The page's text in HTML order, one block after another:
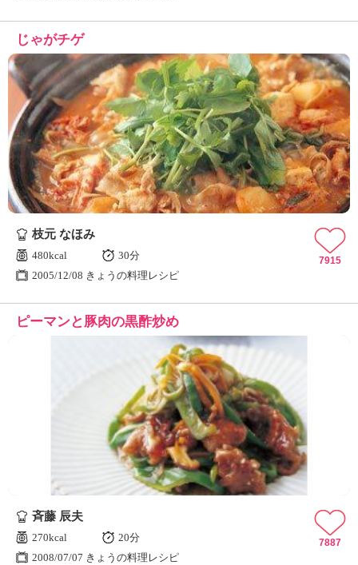
じゃがチゲ
枝元 なほみ
480kcal
30分
2005/12/08 きょうの料理レシピ
7915
ピーマンと豚肉の黒酢炒め
斉藤 辰夫
270kcal
20分
2008/07/07 きょうの料理レシピ
7887